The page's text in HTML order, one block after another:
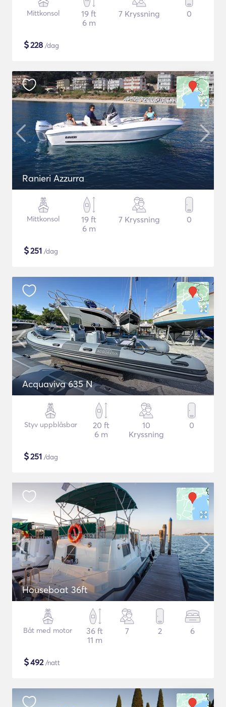
Mittkonsol
19 ft
6 m
7 Kryssning 0
$228 /dag
Ranieri Azzurra
Mittkonsol
19 ft
6 m
7 Kryssning 0
$251 /dag
Acquaviva 635 N
Styv uppblåsbar
20 ft
6 m
10
Kryssning
0
$251 /dag
Houseboat 36ft
Båt med motor
36 ft
11 m
7 2 6
$492/natt